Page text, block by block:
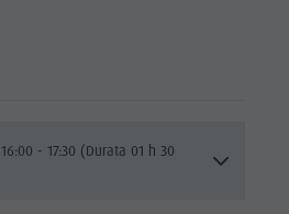
16:00 - 17:30 (Durata 01 h 30